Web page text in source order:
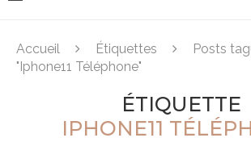
Accueil Étiquettes
Posts
"Iphone11 Téléphone"
ÉTIQUETTE
IPHONE11